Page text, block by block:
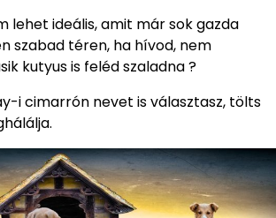
lehet ideális, amit már sok gazda
szabad téren, ha hívod, nem
kutyus is feléd szaladna ?
i cimarrón nevet is választasz, tölts